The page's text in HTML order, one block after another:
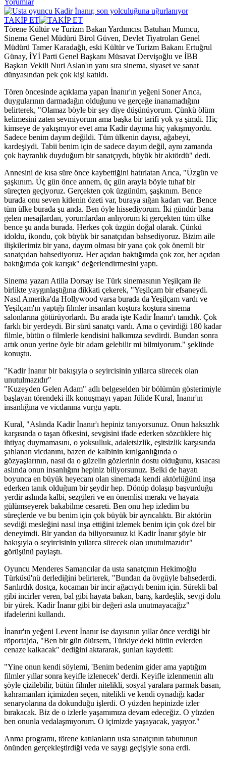
TAKİP ET
Törene Kültür ve Turizm Bakan Yardımcısı Batuhan Mumcu,
Sinema Genel Müdürü Birol Güven, Devlet Tiyatroları Genel
Müdürü Tamer Karadağlı, eski Kültür ve Turizm Bakanı Ertuğrul
Günay, İYİ Parti Genel Başkanı Müsavat Dervişoğlu ve İBB
Başkan Vekili Nuri Aslan'ın yanı sıra sinema, siyaset ve sanat
dünyasından pek çok kişi katıldı.
Tören öncesinde açıklama yapan İnanır'ın yeğeni Soner Arıca,
duygularının darmadağın olduğunu ve gerçeğe inanamadığını
belirterek, "Olamaz böyle bir şey diye düşünüyorum. Çünkü ölüm
kelimesini zaten sevmiyorum ama başka bir tarifi yok ya şimdi. Hiç
kimseye de yakışmıyor evet ama Kadir dayıma hiç yakışmıyordu.
Sadece benim dayım değildi. Tüm ülkenin dayısı, ağabeyi,
kardeşiydi. Tabii benim için de sadece dayım değil, aynı zamanda
çok hayranlık duyduğum bir sanatçıydı, büyük bir aktördü" dedi.
Annesini de kısa süre önce kaybettiğini hatırlatan Arıca, "Üzgün ve
şaşkınım. Üç gün önce annem, üç gün arayla böyle tuhaf bir
süreçten geçiyoruz. Gerçekten çok üzgünüm, şaşkınım. Bence
burada onu seven kitlenin özeti var, buraya sığan kadarı var. Bence
tüm ülke burada şu anda. Ben öyle hissediyorum. İki gündür bana
gelen mesajlardan, yorumlardan anlıyorum ki gerçekten tüm ülke
bence şu anda burada. Herkes çok üzgün doğal olarak. Çünkü
idoldu, ikondu, çok büyük bir sanatçıdan bahsediyoruz. Bizim aile
ilişkilerimiz bir yana, dayım olması bir yana çok çok önemli bir
sanatçıdan bahsediyoruz. Her açıdan baktığımda çok zor, her açıdan
baktığımda çok karışık" değerlendirmesini yaptı.
Sinema yazarı Atilla Dorsay ise Türk sinemasının Yeşilçam ile
birlikte yaygınlaştığına dikkati çekerek, "Yeşilçam bir efsaneydi.
Nasıl Amerika'da Hollywood varsa burada da Yeşilçam vardı ve
Yeşilçam'ın yaptığı filmler insanları koştura koştura sinema
salonlarına götürüyorlardı. Bu arada işte Kadir İnanır'ı tanıdık. Çok
farklı bir yerdeydi. Bir sürü sanatçı vardı. Ama o çevirdiği 180 kadar
filmle, bütün o filmlerle kendisini halkımıza sevdirdi. Bundan sonra
artık onun yerine öyle bir adam gelebilir mi bilmiyorum." şeklinde
konuştu.
"Kadir İnanır bir bakışıyla o seyircisinin yıllarca sürecek olan
unutulmazıdır"
"Kuzeyden Gelen Adam" adlı belgeselden bir bölümün gösterimiyle
başlayan törendeki ilk konuşmayı yapan Jülide Kural, İnanır'ın
insanlığına ve vicdanına vurgu yaptı.
Kural, "Aslında Kadir İnanır'ı hepiniz tanıyorsunuz. Onun haksızlık
karşısında o taşan öfkesini, sevgisini ifade ederken sözcüklere hiç
ihtiyaç duymamasını, o yoksulluk, adaletsizlik, eşitsizlik karşısında
şahlanan vicdanını, bazen de kalbinin kırılganlığında o
gözyaşlarının, nasıl da o güzelin gözlerinin dostu olduğunu, kısacası
aslında onun insanlığını hepiniz biliyorsunuz. Belki de hayatı
boyunca en büyük heyecanı olan sinemada kendi aktörlüğünü inşa
ederken tanık olduğum bir şeydir hep. Dönüp dolaşıp başvurduğu
yerdir aslında kalbi, sezgileri ve en önemlisi merakı ve hayata
gülümseyerek bakabilme cesareti. Ben onu hep izledim bu
süreçlerde ve bu benim için çok büyük bir ayrıcalıktı. Bir aktörün
sevdiği mesleğini nasıl inşa ettiğini izlemek benim için çok özel bir
deneyimdi. Bir yandan da biliyorsunuz ki Kadir İnanır şöyle bir
bakışıyla o seyircisinin yıllarca sürecek olan unutulmazıdır"
görüşünü paylaştı.
Oyuncu Menderes Samancılar da usta sanatçının Hekimoğlu
Türküsü'nü derlediğini belirterek, "Bundan da övgüyle bahsederdi.
Sarılırdık dostça, kocaman bir incir ağacıydı benim için. Sürekli bal
gibi incirler veren, bal gibi hayata bakan, barış, kardeşlik, sevgi dolu
bir yürek. Kadir İnanır gibi bir değeri asla unutmayacağız"
ifadelerini kullandı.
İnanır'ın yeğeni Levent İnanır ise dayısının yıllar önce verdiği bir
röportajda, "Ben bir gün ölürsem, Türkiye'deki bütün evlerden
cenaze kalkacak" dediğini aktararak, şunları kaydetti:
"Yine onun kendi söylemi, 'Benim bedenim gider ama yaptığım
filmler yıllar sonra keyifle izlenecek' derdi. Keyifle izlenmenin altı
şöyle çizilebilir, bütün filmler nitelikli, sosyal yaralara parmak basan,
kahramanları içimizden seçen, nitelikli ve kendi oynadığı kadar
senaryolarına da dokunduğu işlerdi. O yüzden hepinizde izler
bırakacak. Biz de o izlerle yaşamımıza devam edeceğiz. O yüzden
ben onunla vedalaşmıyorum. O içimizde yaşayacak, yaşıyor."
Anma programı, törene katılanların usta sanatçının tabutunun
önünden gerçekleştirdiği veda ve saygı geçişiyle sona erdi.